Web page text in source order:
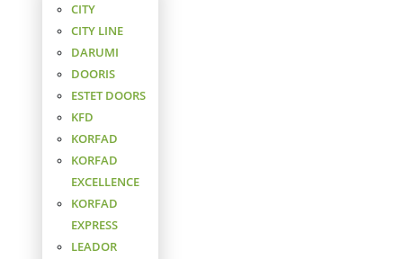
CITY
CITY LINE
DARUMI
DOORIS
ESTET DOORS
KFD
KORFAD
KORFAD
EXCELLENCE
KORFAD
EXPRESS
LEADOR